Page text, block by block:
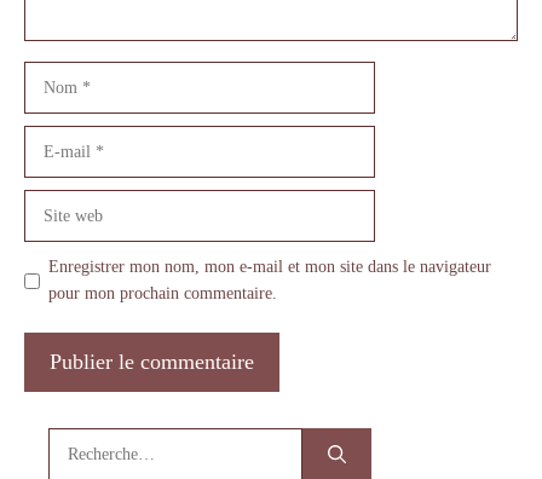
Enregistrer mon nom, mon e-mail et mon site dans le navigateur
pour mon prochain commentaire.